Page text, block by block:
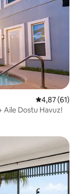
5 üzerinden
4,87 (61)
Aile Dostu Havuz!
arasında